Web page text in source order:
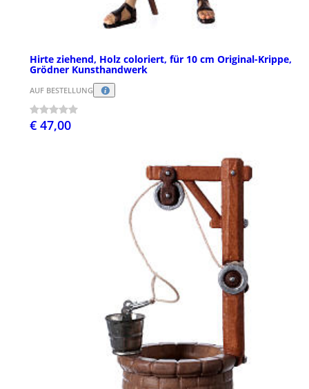
Hirte ziehend, Holz coloriert, für 10 cm Original-Krippe,
Grödner Kunsthandwerk
AUF BESTELLUNG
€ 47,00